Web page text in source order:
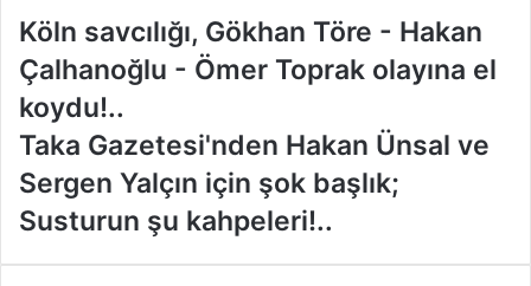
K
l
n
v
c
ı
Köln savcılığı, Gökhan Töre - Hakan
Çalhanoğlu - Ömer Toprak olayına el
koydu!..
T
k
a
G
a
Taka Gazetesi'nden Hakan Ünsal ve
Sergen Yalçın için şok başlık;
Susturun şu kahpeleri!..